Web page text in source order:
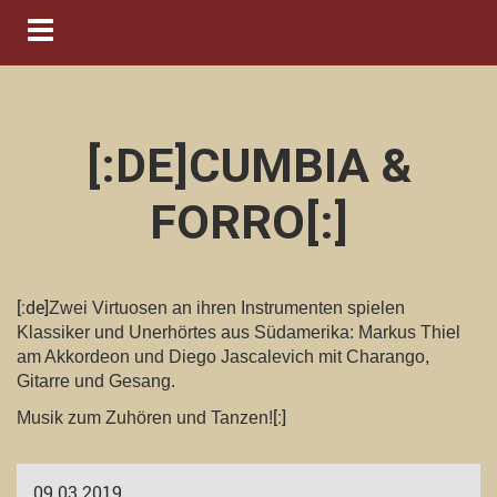
Navigation ein-/ausblenden
[:DE]CUMBIA &
FORRO[:]
[:de]Zwei Virtuosen an ihren Instrumenten spielen
Klassiker und Unerhörtes aus Südamerika: Markus Thiel
am Akkordeon und Diego Jascalevich mit Charango,
Gitarre und Gesang.
Musik zum Zuhören und Tanzen![:]
09.03.2019